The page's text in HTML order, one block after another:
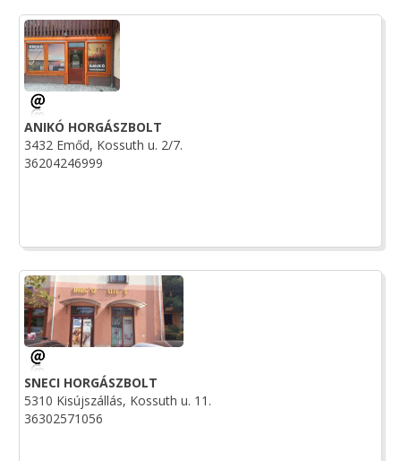
ANIKÓ HORGÁSZBOLT
3432 Emőd, Kossuth u. 2/7.
36204246999
SNECI HORGÁSZBOLT
5310 Kisújszállás, Kossuth u. 11.
36302571056